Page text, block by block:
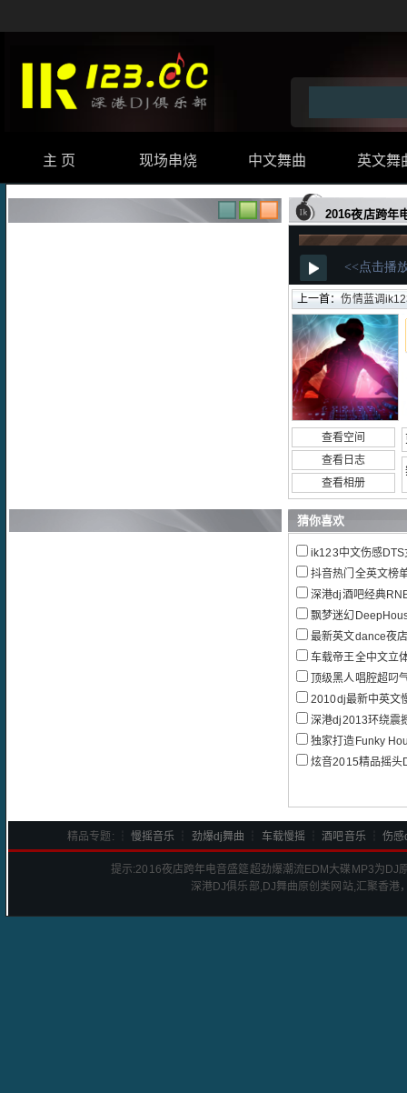
主 页 现场串烧 中文舞曲 英文舞
2016夜店跨年
上一首：伤情蓝调ik123顶
查看空间
查看日志
查看相册
猜你喜欢
ik123中文伤感
抖音热门全英文榜单
深港dj酒吧经典
飘梦迷幻DeepHouse灵
最新英文dance夜
车载帝王全中文立体声
顶级黑人唱腔超叼气
2010dj最新中英文
深港dj2013环绕震
独家打造Funky House
炫音2015精品摇头DJ
精品专题: ┆ 慢摇音乐 劲爆dj舞曲 车载慢摇 ┆酒吧音乐┆伤感
提示:2016夜店跨年电音盛筵超劲爆潮流EDM大碟 MP3为DJ
深港DJ俱乐部,DJ舞曲原创类网站,汇聚香港